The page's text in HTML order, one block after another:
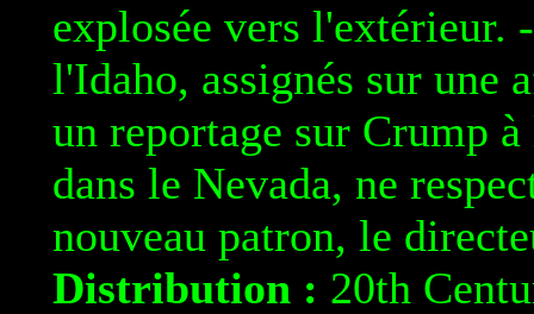
explosée vers l'extérieur.
l'Idaho, assignés sur une
un reportage sur Crump
dans le Nevada, ne
nouveau patron, le
Distribution : 20th